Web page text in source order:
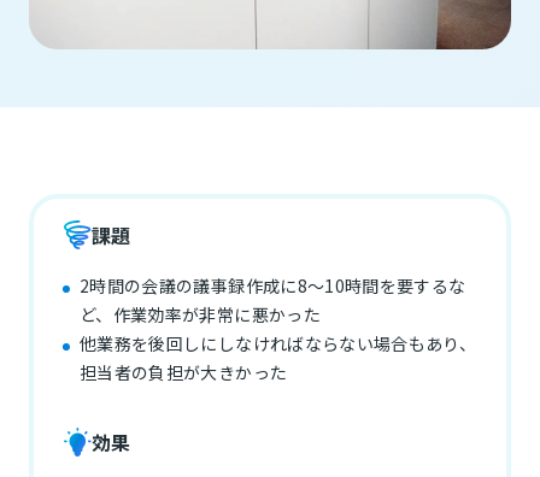
課題
2時間の会議の議事録作成に8〜10時間を要するな
ど、作業効率が非常に悪かった
他業務を後回しにしなければならない場合もあり、
担当者の負担が大きかった
効果